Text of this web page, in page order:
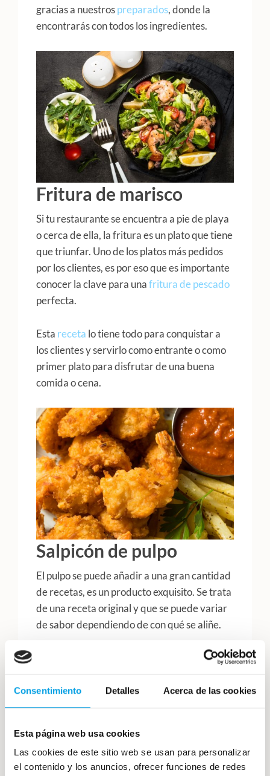
Consentimiento Detalles Acerca de las cookies
Esta página web usa cookies
Las cookies de este sitio web se usan para personalizar
el contenido y los anuncios, ofrecer funciones de redes
gracias a nuestrospreparados, donde la
encontrarás con todos los ingredientes.
Fritura de marisco
Si tu restaurante se encuentra a pie de playa
o cerca de ella, la fritura es un plato que tiene
que triunfar. Uno de los platos más pedidos
por los clientes, es por eso que es importante
conocer la clave para unafritura de pescado
perfecta.
Esta receta lo tiene todo para conquistar a
los clientes y servirlo como entrante o como
primer plato para disfrutar de una buena
comida o cena.
Salpicón de pulpo
El pulpo se puede añadir a una gran cantidad
de recetas, es un producto exquisito. Se trata
de una receta original y que se puede variar
de sabor dependiendo de con qué se aliñe.
En Cocelang puedes encontrar el pulpo tanto
cocido como cortado o en pata de pulpo.
Elige el que más te guste y pruébalo con esta
deliciosa receta.